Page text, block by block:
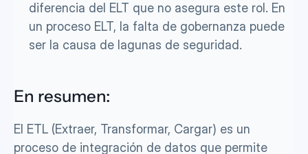
diferencia del ELT que no asegura este rol. En
un proceso ELT, la falta de gobernanza puede
ser la causa de lagunas de seguridad.
En resumen:
El ETL (Extraer, Transformar, Cargar) es un
proceso de integración de datos que permite